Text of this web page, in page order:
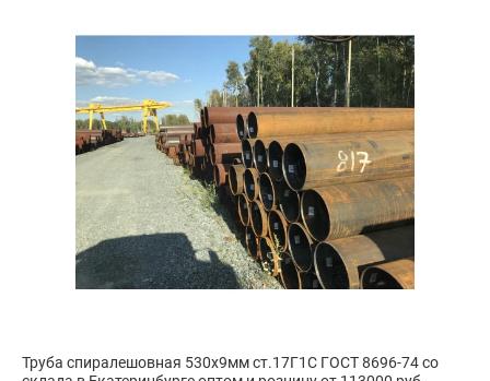
Труба спиралешовная 530х9мм ст.17Г1С ГОСТ 8696-74 со